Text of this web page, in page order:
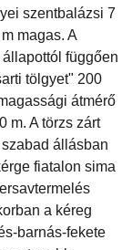
szentbalázsi 7
magas. A
függően
tölgyet" 200
átmérő
m. A törzs zárt
állásban
fiatalon sima
a kéreg
barnás-fekete